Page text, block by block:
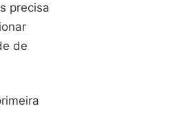
precisa
de